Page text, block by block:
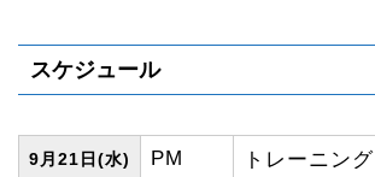
スケジュール
9月21日(水) PM トレーニング